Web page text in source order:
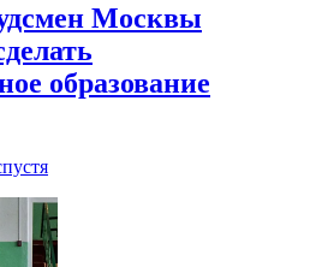
Москвы
образование